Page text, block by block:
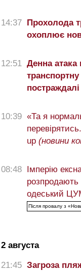
14:37
Прохолода
охоплює
12:51 Денна
постраждалі
10:39 «Та я
up (новини
08:48
Імперію
розпродають
одеський
Після провалу з
2 августа
21:45 Загроза